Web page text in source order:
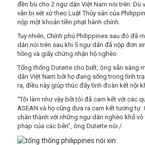
đền bù cho 2 ngư dân Việt Nam nói trên. Dù
vẫn bị xét xử theo Luật Thủy sản của
nộp một khoản tiền phạt hành chính.
Tuy nhiên, Chính phủ Philippines sau đó đã
dân nói trên sau khi 5 ngư dân đã nộp đơn
hồng và giấy chứng nhận hộ nghèo.
Tổng thống Duterte cho biết, ông sẵn sàng
dân Việt Nam bởi họ đang sống trong tình
ra, điều này giúp thúc đẩy tình đoàn kết nội
“Tôi làm như vậy bởi tôi đã cam kết với các
ASEAN và họ cũng đưa ra cam kết tương tự.
chân thành với những ngư dân nghèo khổ
pháp của các bên”, ông Duterte nói./.